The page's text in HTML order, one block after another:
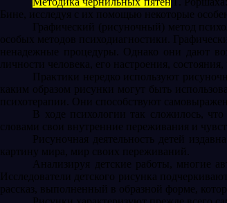
Бине, исследуя с их помощью некоторые
Графический (рисуночный) метод
особых методов психодиагностики.
ненадежные процедуры. Однако они дают
личности человека, его настроения,
Практики нередко используют
каким образом рисунки могут быть
психотерапии. Они способствуют
В ходе психологии так сложилось,
словами свои внутренние переживания и
Рисуночная деятельность детей
картину мира, мир своих переживаний.
Анализируя детские работы, многие
Исследователи детского рисунка
рассказ, выполненный в образной форме,